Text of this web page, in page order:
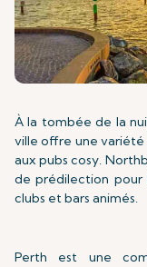
À la tombée de la
ville offre une variété
aux pubs cosy.
de prédilection pour
clubs et bars animés.
Perth est une